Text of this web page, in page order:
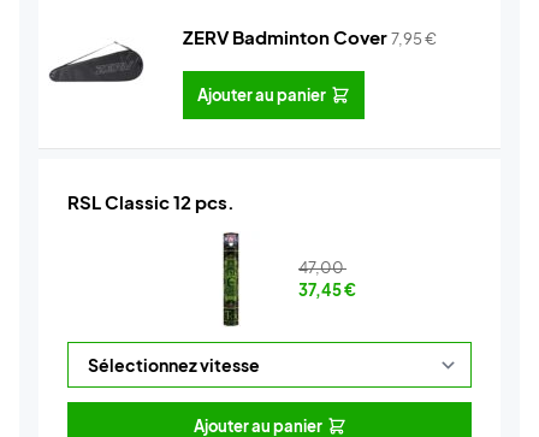
ZERV Badminton Cover7,95€
Ajouter au panier
RSL Classic 12 pcs.
47,00
37,45€
Ajouter au panier